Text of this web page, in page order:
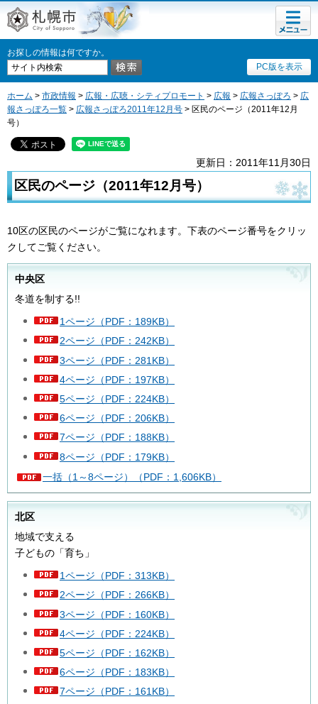
札幌市
お探しの情報は何ですか。
PC版を表示
メニュ
ー
ホーム > 市政情報 > 広報・広聴・シティプロモート > 広報 > 広報さっぽろ > 広
報さっぽろ一覧 > 広報さっぽろ2011年12月号 > 区民のページ（2011年12月
号）
更新日：2011年11月30日
区民のページ（2011年12月号）
10区の区民のページがご覧になれます。下表のページ番号をクリッ
クしてご覧ください。
中央区
冬道を制する!!
1ページ（PDF：189KB）
2ページ（PDF：242KB）
3ページ（PDF：281KB）
4ページ（PDF：197KB）
5ページ（PDF：224KB）
6ページ（PDF：206KB）
7ページ（PDF：188KB）
8ページ（PDF：179KB）
一括（1～8ページ）（PDF：1,606KB）
北区
地域で支える
子どもの「育ち」
1ページ（PDF：313KB）
2ページ（PDF：266KB）
3ページ（PDF：160KB）
4ページ（PDF：224KB）
5ページ（PDF：162KB）
6ページ（PDF：183KB）
7ページ（PDF：161KB）